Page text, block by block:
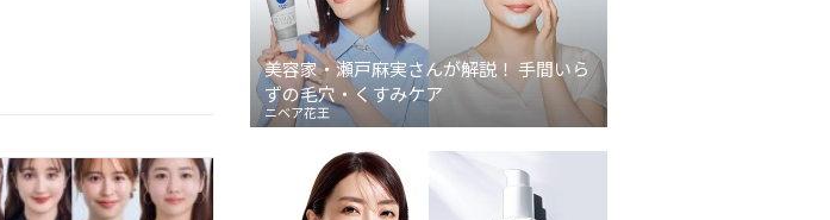
美容家・瀬戸麻実さんが解説！ 手間いら
ずの毛穴・くすみケア
ニベア花王